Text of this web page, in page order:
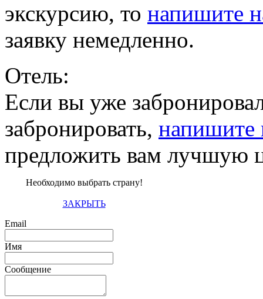
экскурсию, то напишите
заявку немедленно.
Отель:
Если вы уже
забронировать, напишите
предложить вам лучшую
Необходимо выбрать страну!
ЗАКРЫТЬ
Email
Имя
Сообщение